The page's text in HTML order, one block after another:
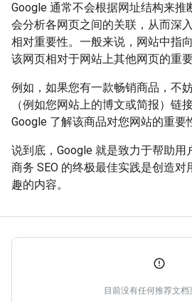
Google 通常不会根据网址结构来推
会分析各网页之间的关联，从而深
相对重要性。一般来说，网站中指
该网页相对于网站上其他网页的重要
例如，如果您有一款畅销商品，不
（例如您网站上的博文或简报）链
Google 了解该商品对您网站的重要
说到底，Google 就是致力于帮助用
商务 SEO 的终极最佳实践是创造
趣的内容。
目前没有任何推荐文档